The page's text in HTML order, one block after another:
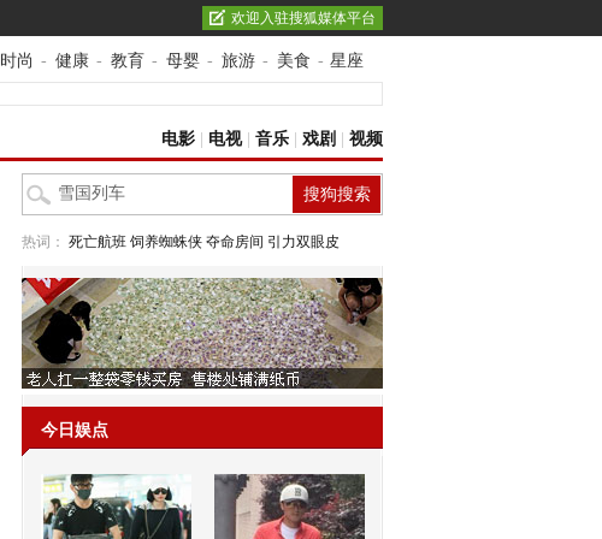
欢迎入驻搜狐媒体平台
时尚 - 健康 - 教育 - 母婴 - 旅游 - 美食 - 星座
电影 电视| 音乐 戏剧 视频
热词： 死亡航班 饲养蜘蛛侠 夺命房间 引力双眼皮
今日娱点